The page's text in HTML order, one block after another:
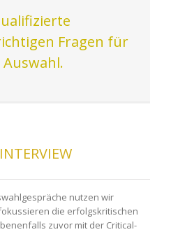
Fragen für
nutzen wir
die erfolgskritischen
zuvor mit der Critical-